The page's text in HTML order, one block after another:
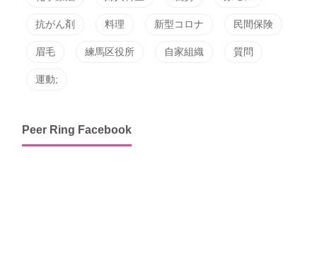
抗がん剤 料理 新型コロナ 民間保険
眉毛 練馬区役所 自家組織 質問
運動;
Peer Ring Facebook